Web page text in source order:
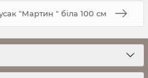
"Мартин " біла 100 см